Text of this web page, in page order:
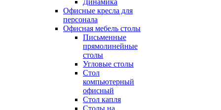
Динамика
Офисные кресла для
персонала
Офисная мебель столы
Письменные
прямолинейные
столы
Угловые столы
Стол
компьютерный
офисный
Стол капля